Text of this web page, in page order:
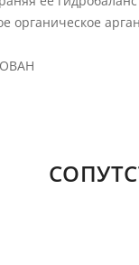
органическое